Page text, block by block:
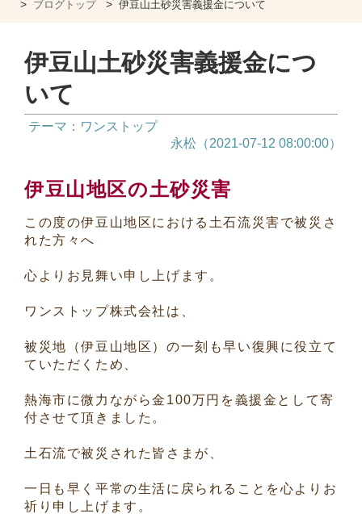
ブログトップ
伊豆山土砂災害義援金について
伊豆山土砂災害義援金につ
いて
テーマ：ワンストップ
永松（2021-07-12 08:00:00）
伊豆山地区の土砂災害
この度の伊豆山地区における土石流災害で被災さ
れた方々へ
心よりお見舞い申し上げます。
ワンストップ株式会社は、
被災地（伊豆山地区）の一刻も早い復興に役立て
ていただくため、
熱海市に微力ながら金100万円を義援金として寄
付させて頂きました。
土石流で被災された皆さまが、
一日も早く平常の生活に戻られることを心よりお
祈り申し上げます。